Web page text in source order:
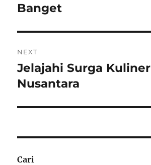
post:
Banget
NEXT
Next
post:
Jelajahi Surga Kuliner
Nusantara
Cari